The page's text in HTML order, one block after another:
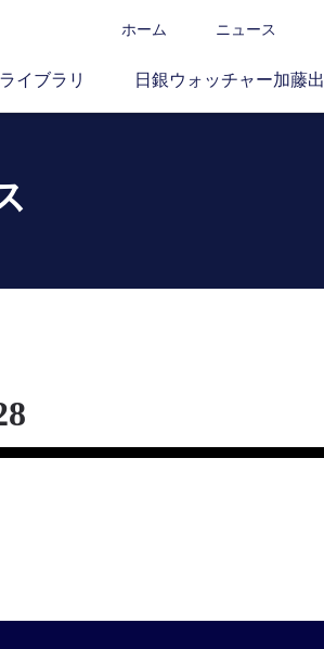
ホーム ニュース
イブラリ 日銀ウォッチャー加藤出